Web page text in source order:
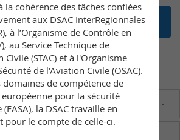
au panier
la classe SEP est gratuite / SEP free
la classe SEP est gratuite / SEP free
la cohérence des tâches confiées
aux DSAC InterRegionnales
à l’Organisme de Contrôle en
au Service Technique de
Civile (STAC) et à l'Organisme
de l'Aviation Civile (OSAC).
domaines de compétence de
européenne pour la sécurité
la DSAC travaille en
pour le compte de celle-ci.